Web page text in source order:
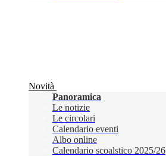
Novità
Panoramica
Le notizie
Le circolari
Calendario eventi
Albo online
Calendario scoalstico 2025/26